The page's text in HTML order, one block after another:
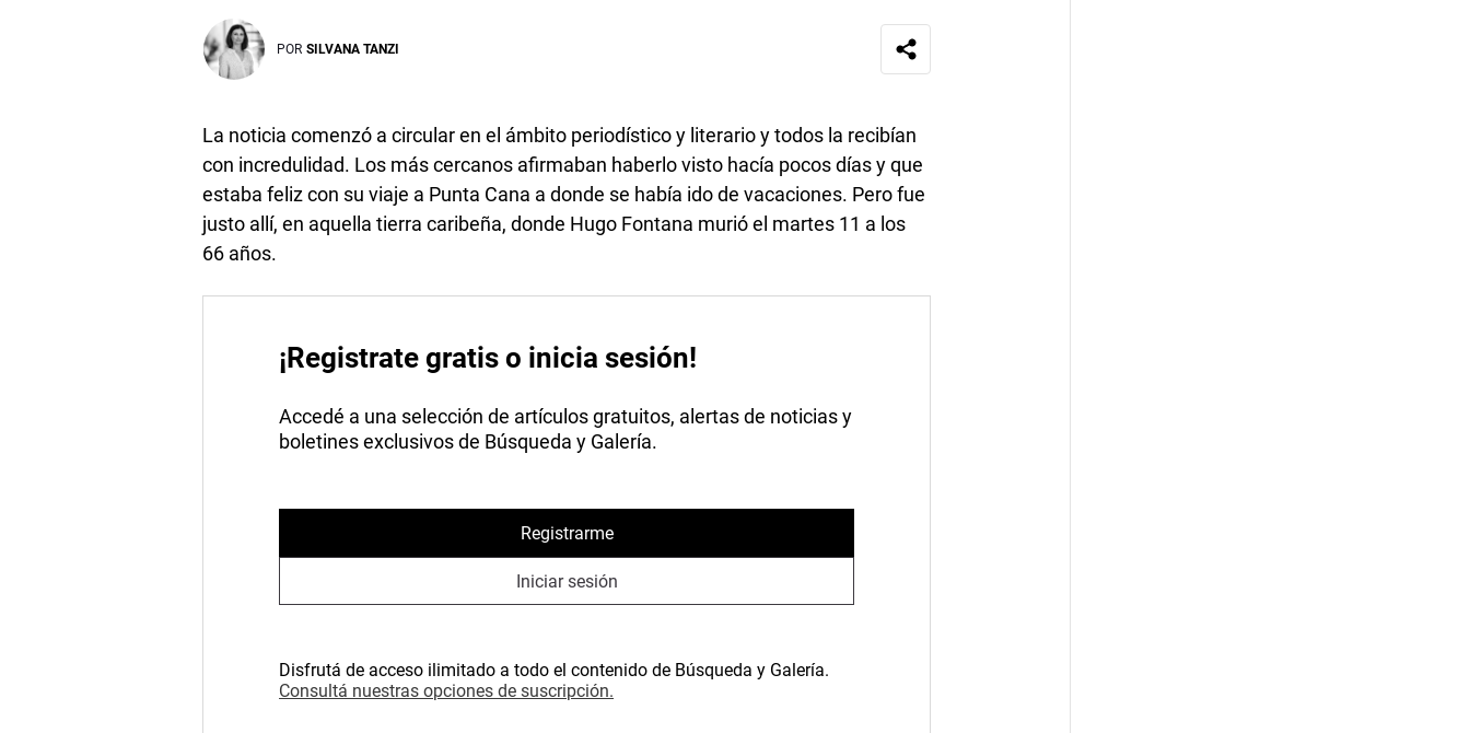
POR SILVANA TANZI
La noticia comenzó a circular en el ámbito periodístico y literario y todos la recibían
con incredulidad. Los más cercanos afirmaban haberlo visto hacía pocos días y que
estaba feliz con su viaje a Punta Cana a donde se había ido de vacaciones. Pero fue
justo allí, en aquella tierra caribeña, donde Hugo Fontana murió el martes 11 a los
66 años.
¡Registrate gratis o inicia sesión!
Accedé a una selección de artículos gratuitos, alertas de noticias y
boletines exclusivos de Búsqueda y Galería.
Registrarme
Iniciar sesión
Disfrutá de acceso ilimitado a todo el contenido de Búsqueda y Galería.
Consultá nuestras opciones de suscripción.